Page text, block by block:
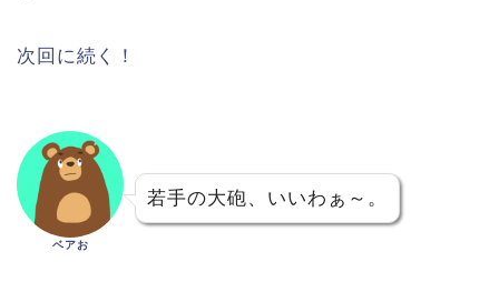
次回に続く！
ベアお
若手の大砲、いいわぁ～。